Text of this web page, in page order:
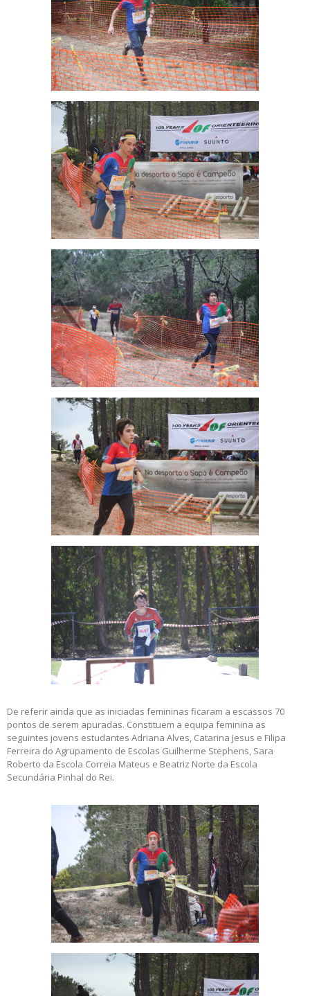
De referir ainda que as iniciadas femininas ficaram a escassos 70
pontos de serem apuradas. Constituem a equipa feminina as
seguintes jovens estudantes Adriana Alves, Catarina Jesus e Filipa
Ferreira do Agrupamento de Escolas Guilherme Stephens, Sara
Roberto da Escola Correia Mateus e Beatriz Norte da Escola
Secundária Pinhal do Rei.